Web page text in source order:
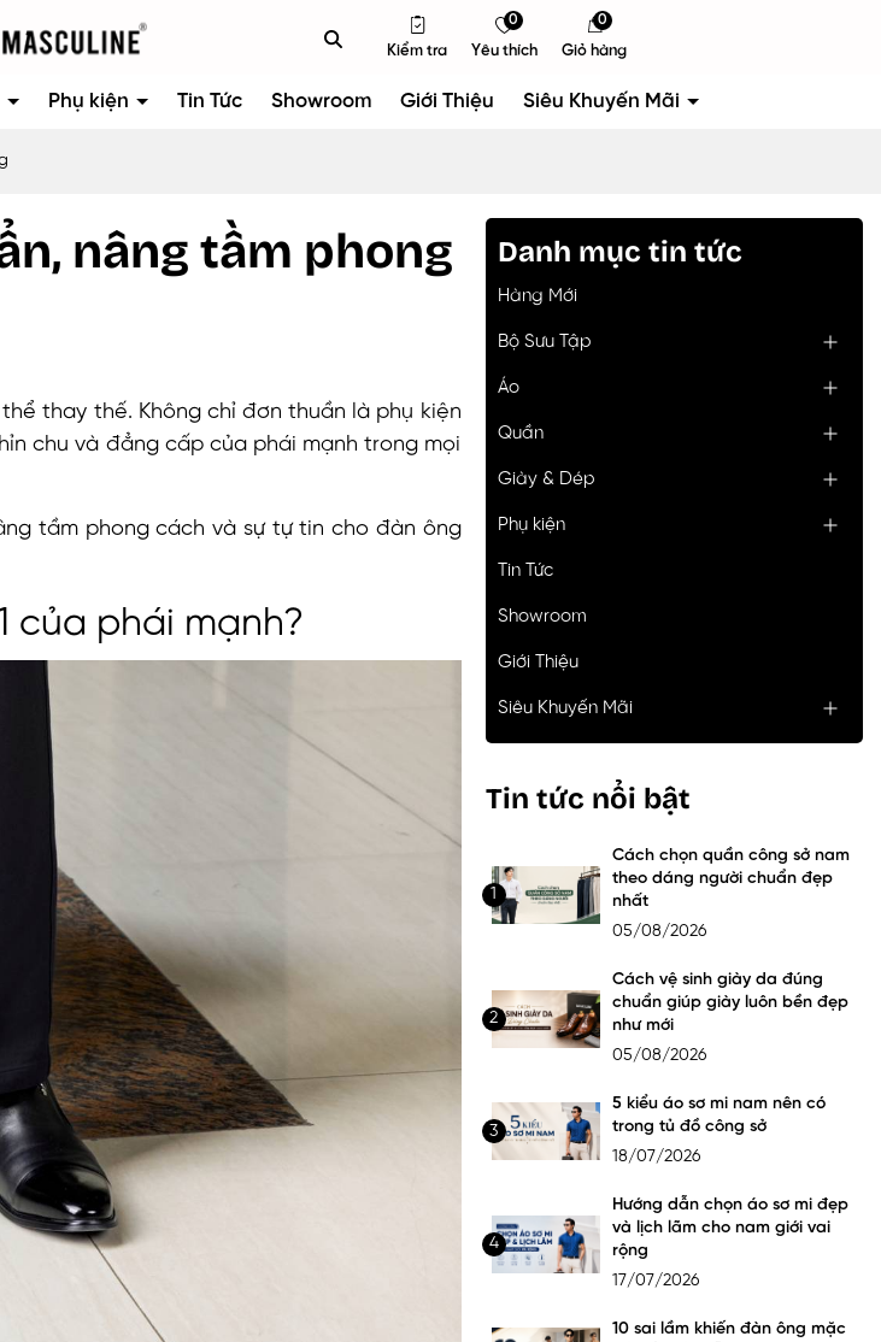
Kiểm tra Yêu thích
0
Giỏ hàng
0
Phụ kiện Tin Tức Showroom Giới Thiệu Siêu Khuyến Mãi
nâng tầm phong
thay thế. Không chỉ đơn thuần là phụ kiện
chu và đẳng cấp của phái mạnh trong mọi
tầm phong cách và sự tự tin cho đàn ông
của phái mạnh?
Danh mục tin tức
Hàng Mới
Bộ Sưu Tập
Áo
Quần
Giày & Dép
Phụ kiện
Tin Tức
Showroom
Giới Thiệu
Siêu Khuyến Mãi
Tin tức nổi bật
1
Cách chọn quần công sở nam
theo dáng người chuẩn đẹp
nhất
05/08/2026
2
Cách vệ sinh giày da đúng
chuẩn giúp giày luôn bền đẹp
như mới
05/08/2026
3
5 kiểu áo sơ mi nam nên có
trong tủ đồ công sở
18/07/2026
4
Hướng dẫn chọn áo sơ mi đẹp
và lịch lãm cho nam giới vai
rộng
17/07/2026
10 sai lầm khiến đàn ông mặc